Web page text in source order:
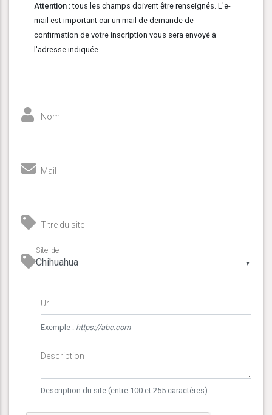
Attention :tous les champs doivent être renseignés. L'e-
mail est important car un mail de demande de
confirmation de votre inscription vous sera envoyé à
l'adresse indiquée.
Nom
Mail
Titre du site
▼
Site de
Url
Exemple : https://abc.com
Description
Description du site (entre 100 et 255 caractères)